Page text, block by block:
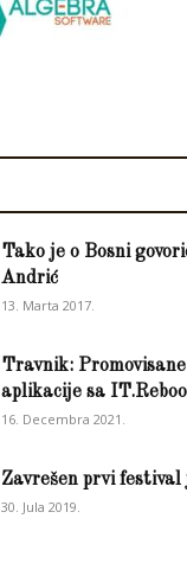
Tako je o Bosni
Andrić
13. Marta 2017.
Travnik:
aplikacije sa
16. Decembra 2021.
Zavrešen prvi festival
30. Jula 2019.